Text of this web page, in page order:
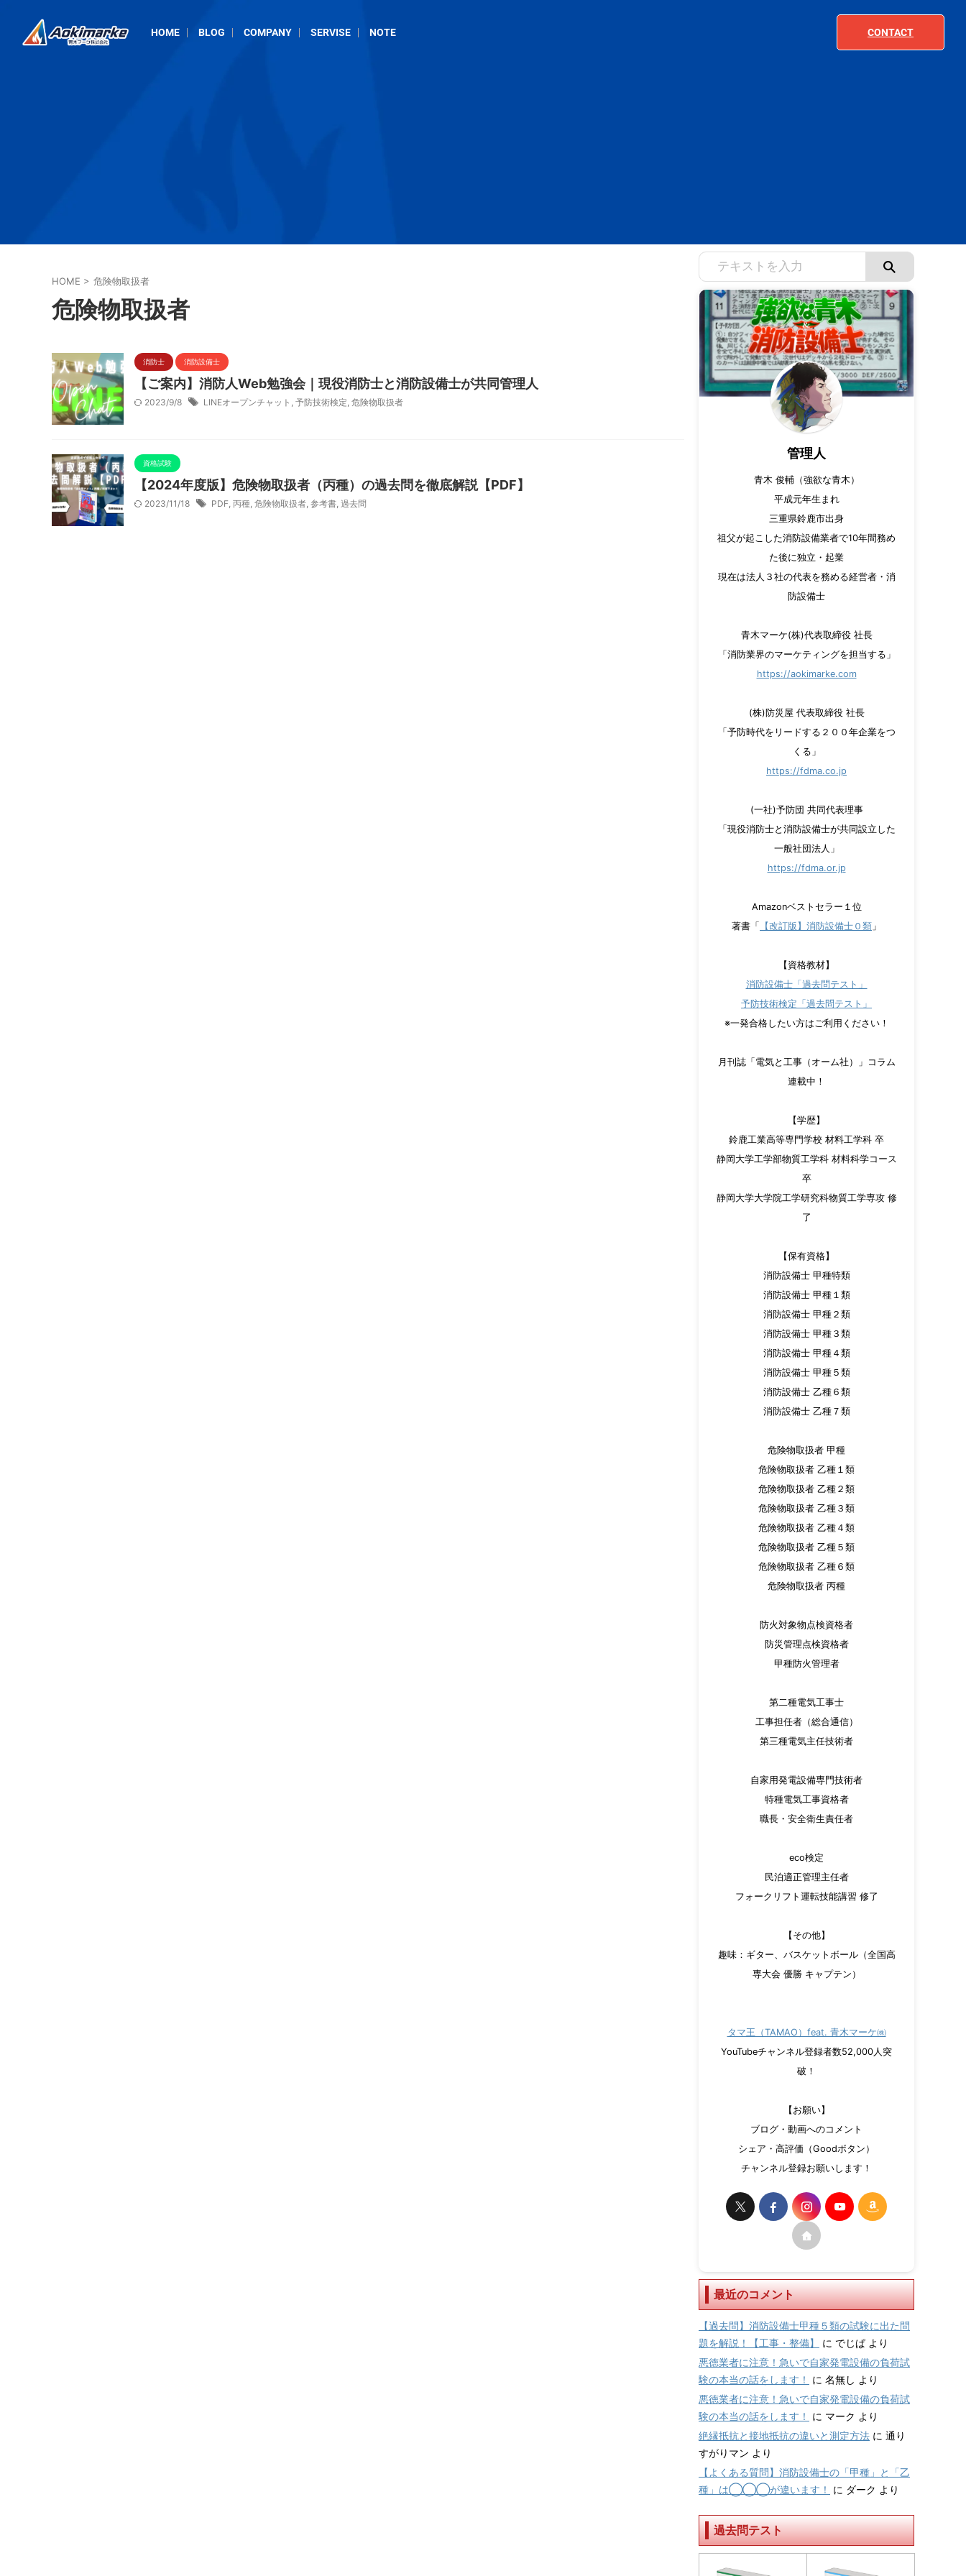
HOME BLOG COMPANY SERVISE NOTE CONTACT
HOME > 危険物取扱者
危険物取扱者
消防士 消防設備士
【ご案内】消防人Web勉強会｜現役消防士と消防設備士が共同管理人
2023/9/8 LINEオープンチャット , 予防技術検定, 危険物取扱者
資格試験
【2024年度版】危険物取扱者（丙種）の過去問を徹底解説【PDF】
2023/11/18 PDF, 丙種, 危険物取扱者, 参考書, 過去問
管理人
青木 俊輔（強欲な青木）
平成元年生まれ
三重県鈴鹿市出身
祖父が起こした消防設備業者で10年間務め
た後に独立・起業
現在は法人３社の代表を務める経営者・消
防設備士
青木マーケ(株)代表取締役 社長
「消防業界のマーケティングを担当する」
https://aokimarke.com
(株)防災屋 代表取締役 社長
「予防時代をリードする２００年企業をつ
くる」
https://fdma.co.jp
(一社)予防団 共同代表理事
「現役消防士と消防設備士が共同設立した
一般社団法人」
https://fdma.or.jp
Amazonベストセラー１位
著書「
【改訂版】消防設備士０類 」
【資格教材】
消防設備士「過去問テスト」
予防技術検定「過去問テスト」
※一発合格したい方はご利用ください！
月刊誌「電気と工事（オーム社）」コラム
連載中！
【学歴】
鈴鹿工業高等専門学校 材料工学科 卒
静岡大学工学部物質工学科 材料科学コース
卒
静岡大学大学院工学研究科物質工学専攻 修
了
【保有資格】
消防設備士 甲種特類
消防設備士 甲種１類
消防設備士 甲種２類
消防設備士 甲種３類
消防設備士 甲種４類
消防設備士 甲種５類
消防設備士 乙種６類
消防設備士 乙種７類
危険物取扱者 甲種
危険物取扱者 乙種１類
危険物取扱者 乙種２類
危険物取扱者 乙種３類
危険物取扱者 乙種４類
危険物取扱者 乙種５類
危険物取扱者 乙種６類
危険物取扱者 丙種
防火対象物点検資格者
防災管理点検資格者
甲種防火管理者
第二種電気工事士
工事担任者（総合通信）
第三種電気主任技術者
自家用発電設備専門技術者
特種電気工事資格者
職長・安全衛生責任者
eco検定
民泊適正管理主任者
フォークリフト運転技能講習 修了
【その他】
趣味：ギター、バスケットボール（全国高
専大会 優勝 キャプテン）
タマ王（TAMAO）feat. 青木マーケ㈱
YouTubeチャンネル登録者数52,000人突
破！
【お願い】
ブログ・動画へのコメント
シェア・高評価（Goodボタン）
チャンネル登録お願いします！
最近のコメント
【過去問】消防設備士甲種５類の試験に出た問
題を解説！【工事・整備】
に でじぱ より
悪徳業者に注意！急いで自家発電設備の負荷試
験の本当の話をします！
に 名無し より
悪徳業者に注意！急いで自家発電設備の負荷試
験の本当の話をします！
に マーク より
絶縁抵抗と接地抵抗の違いと測定方法 に 通り
すがりマン より
【よくある質問】消防設備士の「甲種」と「乙
種」は◯◯◯が違います！
に ダーク より
過去問テスト